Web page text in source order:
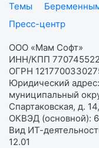
Темы
Пресс-центр
ООО «Мам Софт»
ИНН/КПП
ОГРН
Юридический
муниципальный
Спартаковская, д.
ОКВЭД (основной):
Вид ИТ-
12.01